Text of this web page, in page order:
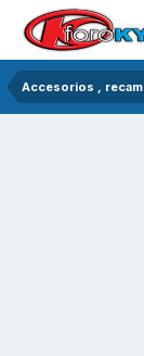
Accesorios ,